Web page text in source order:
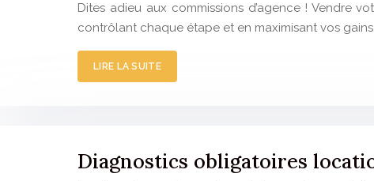
Dites adieu aux commissions d’agence ! Vendre
contrôlant chaque étape et en maximisant vos
LIRE LA SUITE
Diagnostics obligatoires